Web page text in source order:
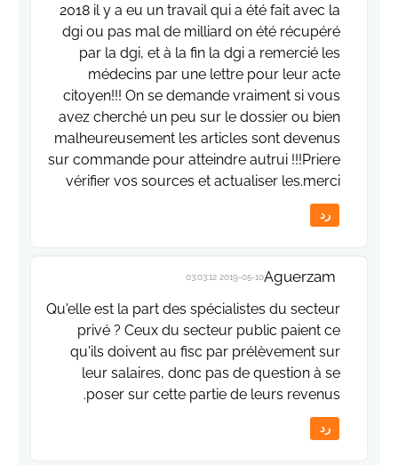
2018 il y a eu un travail qui a été fait avec la
dgi ou pas mal de milliard on été récupéré
par la dgi, et à la fin la dgi a remercié les
médecins par une lettre pour leur acte
citoyen!!! On se demande vraiment si vous
avez cherché un peu sur le dossier ou bien
malheureusement les articles sont devenus
sur commande pour atteindre autrui !!!Priere
vérifier vos sources et actualiser les.merci
رد
Aguerzam
2019-05-10 03:03:12
Qu'elle est la part des spécialistes du secteur
privé ? Ceux du secteur public paient ce
qu'ils doivent au fisc par prélèvement sur
leur salaires, donc pas de question à se
poser sur cette partie de leurs revenus.
رد